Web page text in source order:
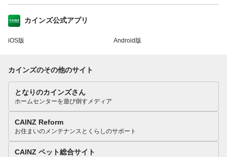
カインズ公式アプリ
iOS版 Android版
カインズのその他のサイト
となりのカインズさん
ホームセンターを遊び倒すメディア
CAINZ Reform
お住まいのメンテナンスとくらしのサポート
CAINZ ペット総合サイト